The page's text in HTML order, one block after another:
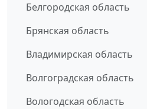
Белгородская область
Брянская область
Владимирская область
Волгоградская область
Вологодская область